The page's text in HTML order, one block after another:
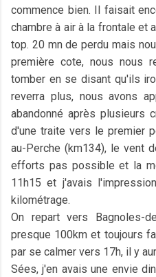
commence bien. Il faisait
chambre à air à la frontale et
top. 20 mn de perdu mais
première cote, nous nous
tomber en se disant qu'ils
reverra plus, nous avons
abandonné après plusieurs
d'une traite vers le premier
au-Perche (km134), le vent
efforts pas possible et la
11h15 et j'avais
kilométrage.
On repart vers Bagnoles-
presque 100km et toujours
par se calmer vers 17h, il y
Sées, j'en avais une envie